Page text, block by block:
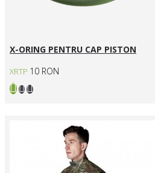
X-ORING PENTRU CAP PISTON
XRTP 10 RON